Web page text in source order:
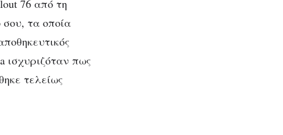
76 από τη
σου, τα οποία
ισχυριζόταν πως
τελείως